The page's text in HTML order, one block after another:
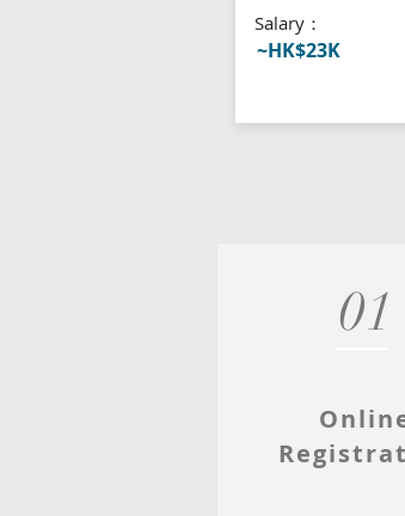
​Salary：
~HK$23K
01